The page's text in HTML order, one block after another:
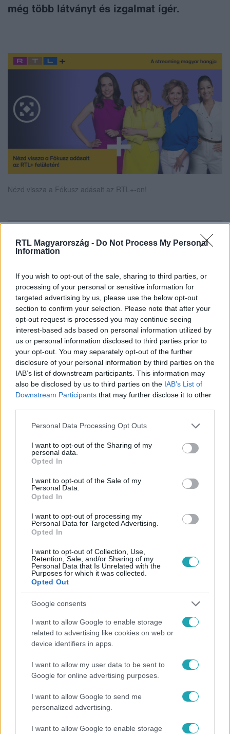
RTL Magyarország - Do Not Process My Personal
Information
If you wish to opt-out of the sale, sharing to third parties, or
processing of your personal or sensitive information for
targeted advertising by us, please use the below opt-out
section to confirm your selection. Please note that after your
opt-out request is processed you may continue seeing
interest-based ads based on personal information utilized by
us or personal information disclosed to third parties prior to
your opt-out. You may separately opt-out of the further
disclosure of your personal information by third parties on the
IAB’s list of downstream participants. This information may
also be disclosed by us to third parties on the IAB’s List of
Downstream Participants that may further disclose it to other
Please note that this website/app uses one or more Google
not limited to your visit or usage behaviour. You may click to
grant or deny consent to Google and its third-party tags to
use your data for below specified purposes in below Google
consent section.
Personal Data Processing Opt Outs
I want to opt-out of the Sharing of my
personal data.
Opted In
I want to opt-out of the Sale of my
Personal Data.
Opted In
I want to opt-out of processing my
Personal Data for Targeted Advertising.
Opted In
I want to opt-out of Collection, Use,
Retention, Sale, and/or Sharing of my
Personal Data that Is Unrelated with the
Purposes for which it was collected.
Opted Out
Google consents
I want to allow Google to enable storage
related to advertising like cookies on web or
device identifiers in apps.
I want to allow my user data to be sent to
Google for online advertising purposes.
I want to allow Google to send me
personalized advertising.
I want to allow Google to enable storage
még több látványt és izgalmat ígér.
Nézd vissza a Fókusz adásait az RTL+-on!
legyen a Google-találatokban!
Kövess minket, és értesülj a friss hírekről a
Facebookon is!
FÓKUSZ #VIDEÓ
JAKUPCSEK GABRIELLA #VERSENY REALITY